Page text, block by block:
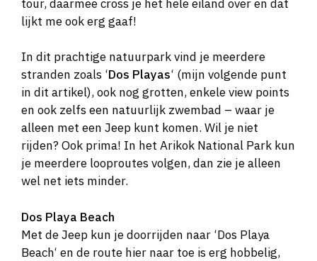
tour, daarmee cross je het hele eiland over en dat
lijkt me ook erg gaaf!
In dit prachtige natuurpark vind je meerdere
stranden zoals ‘Dos Playas‘ (mijn volgende punt
in dit artikel), ook nog grotten, enkele view points
en ook zelfs een natuurlijk zwembad – waar je
alleen met een Jeep kunt komen. Wil je niet
rijden? Ook prima! In het Arikok National Park kun
je meerdere looproutes volgen, dan zie je alleen
wel net iets minder.
Dos Playa Beach
Met de Jeep kun je doorrijden naar ‘Dos Playa
Beach‘ en de route hier naar toe is erg hobbelig,